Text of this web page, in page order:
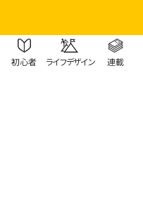
初心者 ライフデザイン 連載